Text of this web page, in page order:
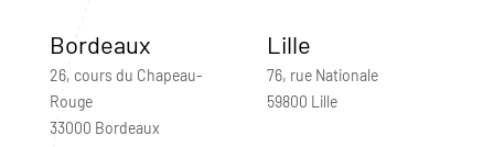
Bordeaux
26, cours du Chapeau-
Rouge
33000 Bordeaux
Lille
76, rue Nationale
59800 Lille